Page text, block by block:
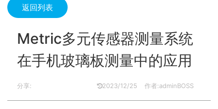
返回列表
Metric多元传感器测量系统
在手机玻璃板测量中的应用
分享: 2023/12/25 作者:adminBOSS